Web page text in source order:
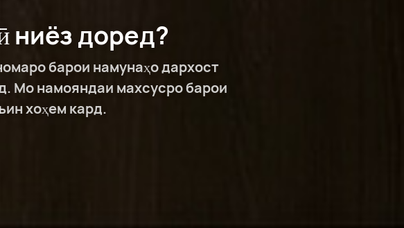
доред?
барои намунаҳо дархост
Мо намояндаи махсусро барои
хоҳем кард.